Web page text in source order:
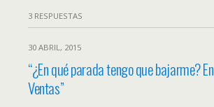
3 RESPUESTAS
30 ABRIL, 2015
“¿En qué parada tengo que bajarme? En
Ventas”